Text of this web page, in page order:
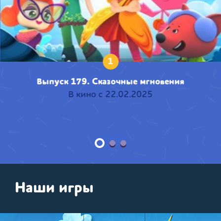
1
Выпуск 179. Сказочные мгновения
В кино с 22.02.2025
Наши игры